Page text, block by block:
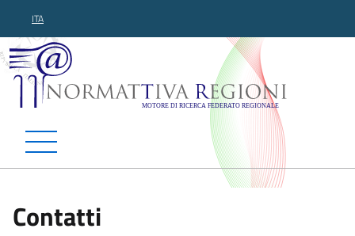
ITA
Normattiva Regioni -
Contatti